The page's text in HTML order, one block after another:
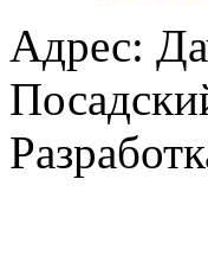
Адрес: